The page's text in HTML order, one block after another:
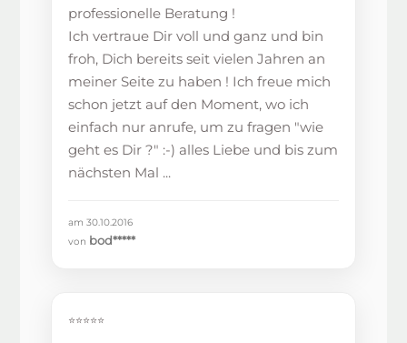
professionelle Beratung !
Ich vertraue Dir voll und ganz und bin
froh, Dich bereits seit vielen Jahren an
meiner Seite zu haben ! Ich freue mich
schon jetzt auf den Moment, wo ich
einfach nur anrufe, um zu fragen "wie
geht es Dir ?" :-) alles Liebe und bis zum
nächsten Mal ...
am 30.10.2016
von bod*****
⭐⭐⭐⭐⭐